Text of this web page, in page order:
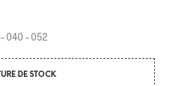
040 – 052
DE STOCK